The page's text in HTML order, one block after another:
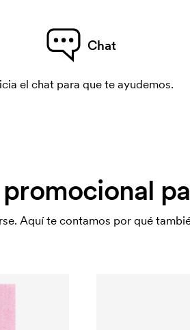
Chat
el chat para que te ayudemos.
Aquí te contamos por qué